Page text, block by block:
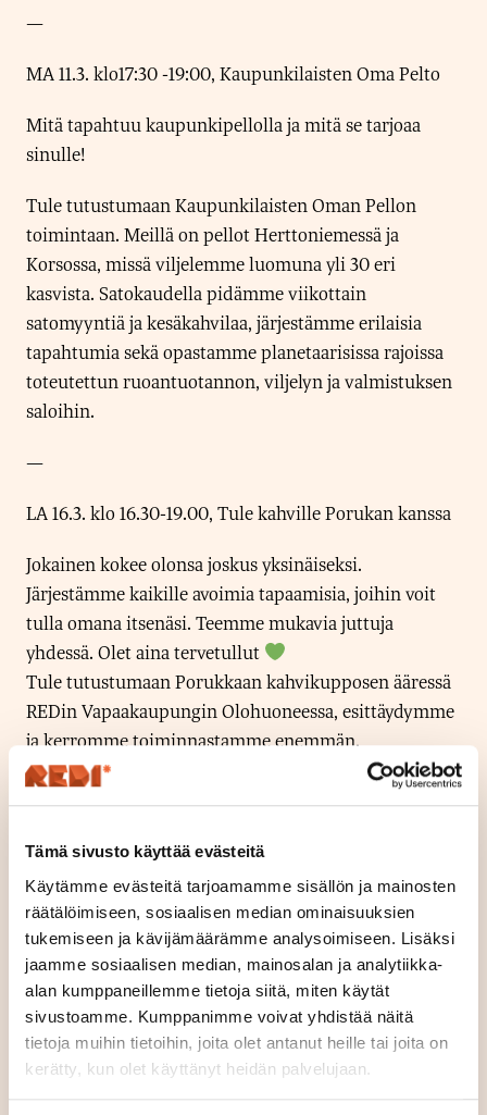
Tämä sivusto käyttää evästeitä
Käytämme evästeitä tarjoamamme sisällön ja mainosten
räätälöimiseen, sosiaalisen median ominaisuuksien
tukemiseen ja kävijämäärämme analysoimiseen. Lisäksi
jaamme sosiaalisen median, mainosalan ja analytiikka-
alan kumppaneillemme tietoja siitä, miten käytät
sivustoamme. Kumppanimme voivat yhdistää näitä
tietoja muihin tietoihin, joita olet antanut heille tai joita on
kerätty, kun olet käyttänyt heidän palvelujaan.
—
MA 11.3. klo17:30 -19:00, Kaupunkilaisten Oma Pelto
Mitä tapahtuu kaupunkipellolla ja mitä se tarjoaa
sinulle!
Tule tutustumaan Kaupunkilaisten Oman Pellon
toimintaan. Meillä on pellot Herttoniemessä ja
Korsossa, missä viljelemme luomuna yli 30 eri
kasvista. Satokaudella pidämme viikottain
satomyyntiä ja kesäkahvilaa, järjestämme erilaisia
tapahtumia sekä opastamme planetaarisissa rajoissa
toteutettun ruoantuotannon, viljelyn ja valmistuksen
saloihin.
—
LA 16.3. klo 16.30-19.00, Tule kahville Porukan kanssa
Jokainen kokee olonsa joskus yksinäiseksi.
Järjestämme kaikille avoimia tapaamisia, joihin voit
tulla omana itsenäsi. Teemme mukavia juttuja
yhdessä. Olet aina tervetullut
Tule tutustumaan Porukkaan kahvikupposen ääressä
REDin Vapaakaupungin Olohuoneessa, esittäydymme
ja kerromme toiminnastamme enemmän.
Ohjelma Redi <3 Commu Yhteisötuvassa, 2.
MA 11.3. Klo 12-19
Seuranasi Commun tiimi, Luovuutta ja ratkaisuja -
taidetyöpaja
Jenni Kaskimeri (Ratkaisukeskeinen valmentaja &
#1000tekoa tuottaja) &
Sami Ekmark (Commu App perustaja & psykiatrinen
sairaanhoitaja)